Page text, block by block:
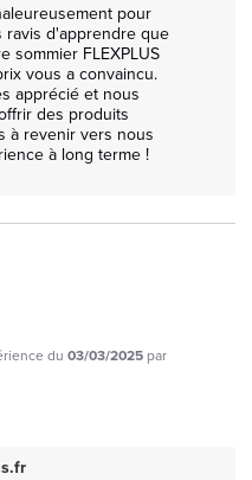
pour
ravis d'apprendre que
sommier FLEXPLUS
vous a convaincu.
apprécié et nous
des produits
à revenir vers nous
à long terme !
du 03/03/2025 par